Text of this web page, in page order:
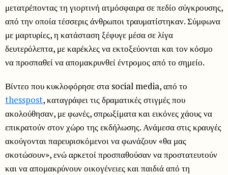
μετατρέποντας τη γιορτινή ατμόσφαιρα σε πεδίο σύγκρουσης,
από την οποία τέσσερις άνθρωποι τραυματίστηκαν. Σύμφωνα
με μαρτυρίες, η κατάσταση ξέφυγε μέσα σε λίγα
δευτερόλεπτα, με καρέκλες να εκτοξεύονται και τον κόσμο
να προσπαθεί να απομακρυνθεί έντρομος από το σημείο.
Βίντεο που κυκλοφόρησε στα social media, από το
thesspost, καταγράφει τις δραματικές στιγμές που
ακολούθησαν, με φωνές, σπρωξίματα και εικόνες χάους να
επικρατούν στον χώρο της εκδήλωσης. Ανάμεσα στις κραυγές
ακούγονται παρευρισκόμενοι να φωνάζουν «θα μας
σκοτώσουν», ενώ αρκετοί προσπαθούσαν να προστατευτούν
και να απομακρύνουν οικογένειες και παιδιά από τη